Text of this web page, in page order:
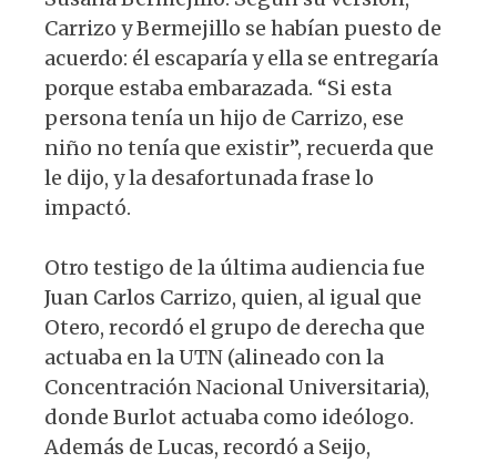
Carrizo y Bermejillo se habían puesto de
acuerdo: él escaparía y ella se entregaría
porque estaba embarazada. “Si esta
persona tenía un hijo de Carrizo, ese
niño no tenía que existir”, recuerda que
le dijo, y la desafortunada frase lo
impactó.
Otro testigo de la última audiencia fue
Juan Carlos Carrizo, quien, al igual que
Otero, recordó el grupo de derecha que
actuaba en la UTN (alineado con la
Concentración Nacional Universitaria),
donde Burlot actuaba como ideólogo.
Además de Lucas, recordó a Seijo,